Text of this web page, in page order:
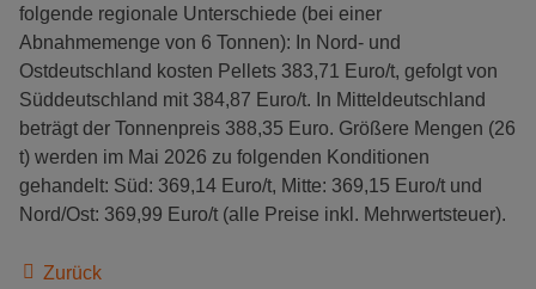
folgende regionale Unterschiede (bei einer
Abnahmemenge von 6 Tonnen): In Nord- und
Ostdeutschland kosten Pellets 383,71 Euro/t, gefolgt von
Süddeutschland mit 384,87 Euro/t. In Mitteldeutschland
beträgt der Tonnenpreis 388,35 Euro. Größere Mengen (26
t) werden im Mai 2026 zu folgenden Konditionen
gehandelt: Süd: 369,14 Euro/t, Mitte: 369,15 Euro/t und
Nord/Ost: 369,99 Euro/t (alle Preise inkl. Mehrwertsteuer).
Zurück